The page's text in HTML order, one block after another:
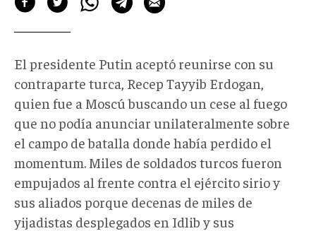
El presidente Putin aceptó reunirse con su
contraparte turca, Recep Tayyib Erdogan,
quien fue a Moscú buscando un cese al fuego
que no podía anunciar unilateralmente sobre
el campo de batalla donde había perdido el
momentum. Miles de soldados turcos fueron
empujados al frente contra el ejército sirio y
sus aliados porque decenas de miles de
yijadistas desplegados en Idlib y sus